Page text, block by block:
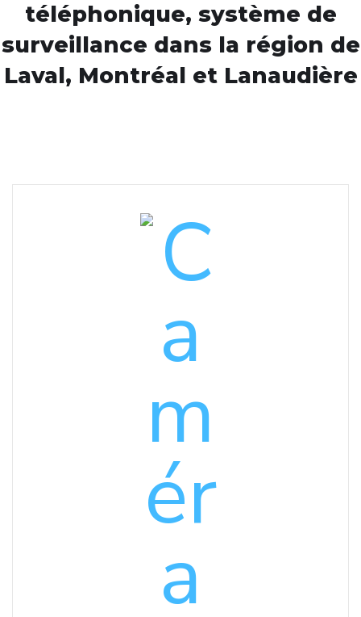
téléphonique, système de
surveillance dans la région de
Laval, Montréal et Lanaudière